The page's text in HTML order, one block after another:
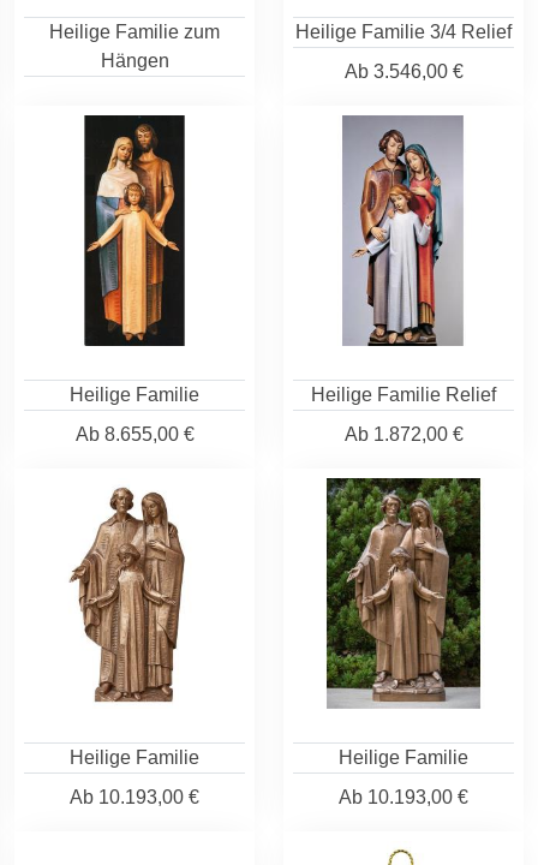
Heilige Familie zum
Hängen
Heilige Familie 3/4 Relief
Ab3.546,00 €
Heilige Familie
Ab8.655,00 €
Heilige Familie Relief
Ab1.872,00 €
Heilige Familie
Ab 10.193,00 €
Heilige Familie
Ab 10.193,00 €